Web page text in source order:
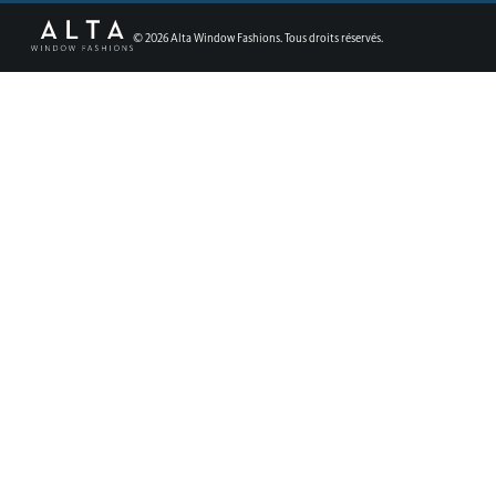
©2026Alta Window Fashions. Tous droits réservés.